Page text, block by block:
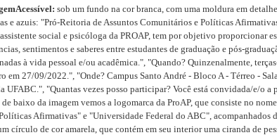
sob um fundo na cor branca, com uma moldura em
e azuis: "Pró-Reitoria de Assuntos Comunitários e Políticas
social e psicóloga da PROAP, tem por objetivo proporcionar
sentimentos e saberes entre estudantes de graduação e pós-
à vida pessoal e/ou acadêmica.", "Quando? Quinzenalmente,
em 27/09/2022.", "Onde? Campus Santo André - Bloco A - Térreo -
UFABC.","Quantas vezes posso participar? Você está convidada/e/o
de baixo da imagem vemos a logomarca da ProAP, que consiste no
Afirmativas" e "Universidade Federal do ABC", acompanhados
círculo de cor amarela, que contém em seu interior uma ciranda de